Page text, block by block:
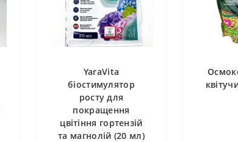
YaraVita
біостимулятор
росту для
покращення
цвітіння гортензій
та магнолій (20 мл)